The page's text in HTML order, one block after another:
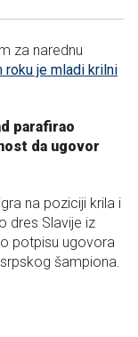
za narednu
roku je mladi krilni
parafirao
da ugovor
na poziciji krila i
dres Slavije iz
potpisu ugovora
šampiona.